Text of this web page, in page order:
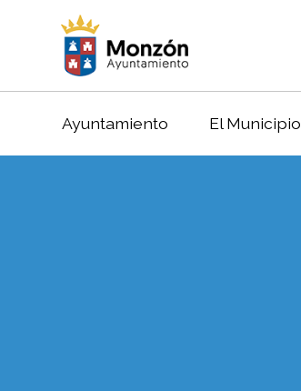
Ayuntamiento El Municipio